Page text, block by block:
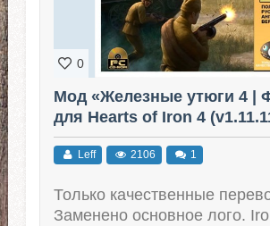
0
Мод «Железные утюги 4 |
для Hearts of Iron 4
Leff 2106 1
Только качественные
Заменено основное лого.